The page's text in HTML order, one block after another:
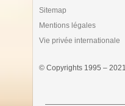
Sitemap
Mentions légales
Vie privée internationale
© Copyrights 1995 – 2021